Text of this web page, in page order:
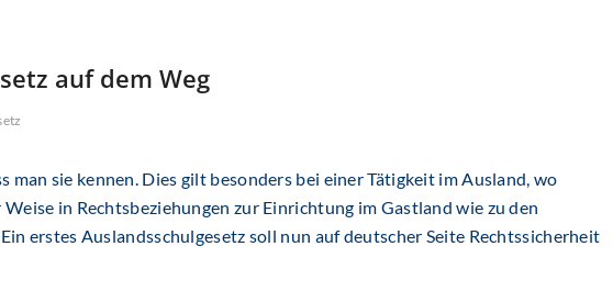
auf dem Weg
man sie kennen. Dies gilt besonders bei einer Tätigkeit im Ausland, wo
in Rechtsbeziehungen zur Einrichtung im Gastland wie zu den
erstes Auslandsschulgesetz soll nun auf deutscher Seite Rechtssicherheit